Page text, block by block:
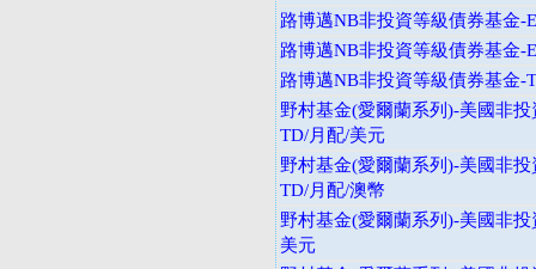
路博邁NB非投資等級債券基金-
路博邁NB非投資等級債券基金-
路博邁NB非投資等級債券基金-
野村基金(愛爾蘭系列)-美國非
TD/月配/美元
野村基金(愛爾蘭系列)-美國非
TD/月配/澳幣
野村基金(愛爾蘭系列)-美國非
美元